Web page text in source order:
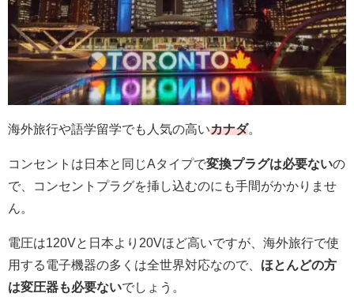
海外旅行や語学留学でも人気の高いカナダ。
コンセントは日本と同じAタイプで変換プラグは必要ないの
で、コンセントプラグを挿し込むのにも手間がかかりませ
ん。
電圧は120Vと日本より20Vほど高いですが、海外旅行で使
用する電子機器の多くは全世界対応なので、 ほとんどの方
は変圧器も必要ないでしょう。